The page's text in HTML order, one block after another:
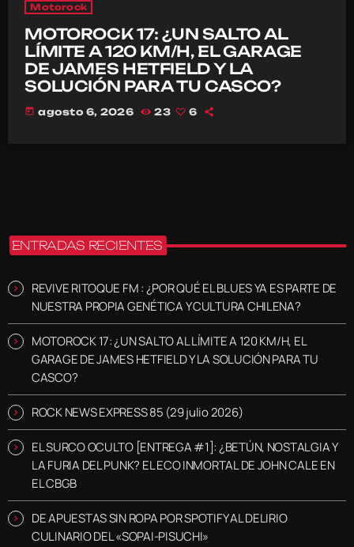
Motorock
MOTOROCK 17: ¿UN SALTO AL
LÍMITE A 120 KM/H, EL GARAGE
DE JAMES HETFIELD Y LA
SOLUCIÓN PARA TU CASCO?
today agosto 6, 2026 23 6
ENTRADAS RECIENTES
REVIVE RITOQUE FM : ¿POR QUÉ EL BLUES YA ES PARTE DE
NUESTRA PROPIA GENÉTICA Y CULTURA CHILENA?
MOTOROCK 17: ¿UN SALTO AL LÍMITE A 120 KM/H, EL
GARAGE DE JAMES HETFIELD Y LA SOLUCIÓN PARA TU
CASCO?
ROCK NEWS EXPRESS 85 (29 julio 2026)
EL SURCO OCULTO [ENTREGA #1]: ¿BETÚN, NOSTALGIA Y
LA FURIA DEL PUNK? EL ECO INMORTAL DE JOHN CALE EN
EL CBGB
DE APUESTAS SIN ROPA POR SPOTIFY AL DELIRIO
CULINARIO DEL «SOPAI-PISUCHI»